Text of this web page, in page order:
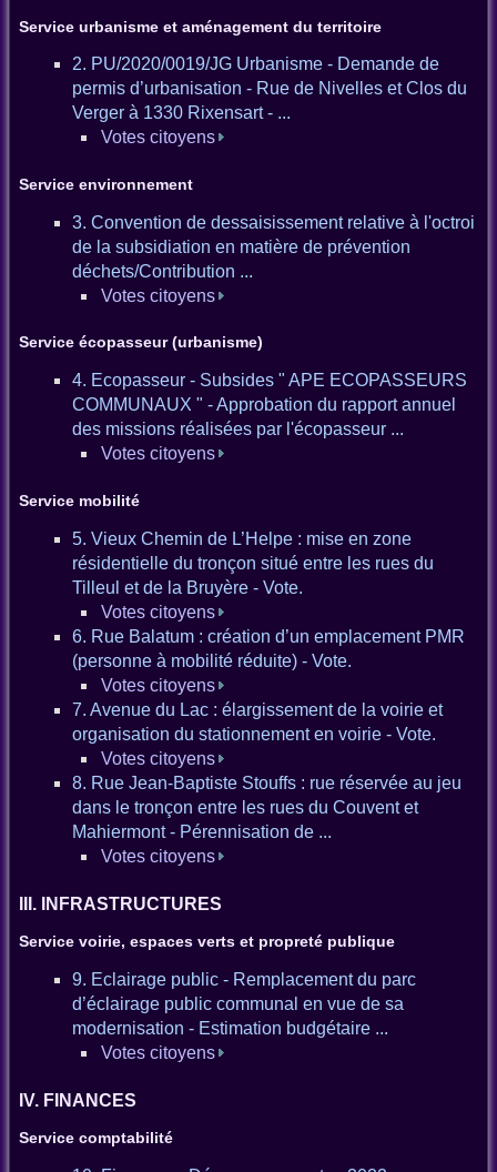
Service urbanisme et aménagement du territoire
2. PU/2020/0019/JG Urbanisme - Demande de
permis d’urbanisation - Rue de Nivelles et Clos du
Verger à 1330 Rixensart - ...
Votes citoyens
Service environnement
3. Convention de dessaisissement relative à l'octroi
de la subsidiation en matière de prévention
déchets/Contribution ...
Votes citoyens
Service écopasseur (urbanisme)
4. Ecopasseur - Subsides " APE ECOPASSEURS
COMMUNAUX " - Approbation du rapport annuel
des missions réalisées par l'écopasseur ...
Votes citoyens
Service mobilité
5. Vieux Chemin de L’Helpe : mise en zone
résidentielle du tronçon situé entre les rues du
Tilleul et de la Bruyère - Vote.
Votes citoyens
6. Rue Balatum : création d’un emplacement PMR
(personne à mobilité réduite) - Vote.
Votes citoyens
7. Avenue du Lac : élargissement de la voirie et
organisation du stationnement en voirie - Vote.
Votes citoyens
8. Rue Jean-Baptiste Stouffs : rue réservée au jeu
dans le tronçon entre les rues du Couvent et
Mahiermont - Pérennisation de ...
Votes citoyens
III. INFRASTRUCTURES
Service voirie, espaces verts et propreté publique
9. Eclairage public - Remplacement du parc
d’éclairage public communal en vue de sa
modernisation - Estimation budgétaire ...
Votes citoyens
IV. FINANCES
Service comptabilité